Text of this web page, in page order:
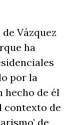
Vázquez
ha
por la
hecho de él
contexto de
de